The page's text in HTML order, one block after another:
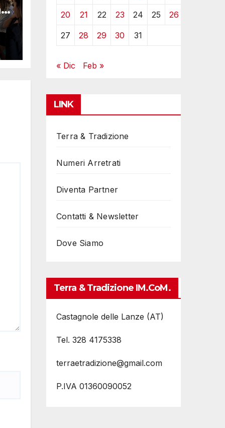
20 21 22 23 24 25 26
27 28 29 30 31
« Dic Feb »
LINK
Terra & Tradizione
Numeri Arretrati
Diventa Partner
Contatti & Newsletter
Dove Siamo
Terra & Tradizione IM.coM.
Castagnole delle Lanze (AT)
Tel. 328 4175338
terraetradizione@gmail.com
P.IVA 01360090052